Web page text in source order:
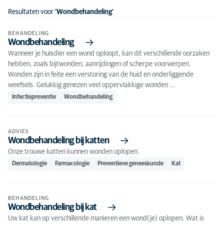
Resultaten voor 'Wondbehandeling'
BEHANDELING
Wondbehandeling
Wanneer je huisdier een wond oploopt, kan dit verschillende oorzaken
hebben, zoals bijtwonden, aanrijdingen of scherpe voorwerpen.
Wonden zijn in feite een verstoring van de huid en onderliggende
weefsels. Gelukkig genezen veel oppervlakkige wonden …
Infectiepreventie Wondbehandeling
ADVIES
Wondbehandeling bij katten
Onze trouwe katten kunnen wonden oplopen.
Dermatologie Farmacologie Preventieve geneeskunde Kat
BEHANDELING
Wondbehandeling bij kat
Uw kat kan op verschillende manieren een wond(je) oplopen. Wat is